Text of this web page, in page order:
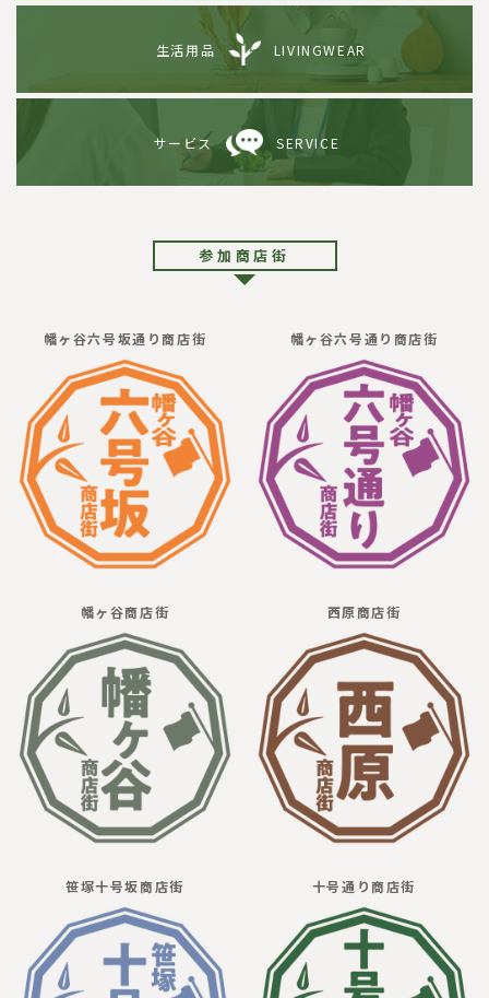
生活用品 LIVINGWEAR
サービス SERVICE
参加商店街
幡ヶ谷六号坂通り商店街 幡ヶ谷六号通り商店街
幡ヶ谷商店街 西原商店街
笹塚十号坂商店街 十号通り商店街